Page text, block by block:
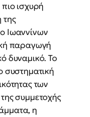
ισχυρή
της
Ιωαννίνων
παραγωγή
δυναμικό. Το
συστηματική
των
συμμετοχής
η